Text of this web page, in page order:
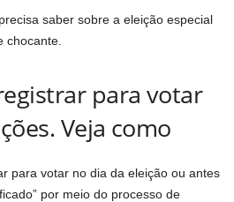
saber sobre a eleição especial
chocante.
para votar
Veja como
para votar no dia da eleição ou antes
por meio do processo de